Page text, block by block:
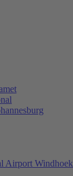
Airport Windhoek